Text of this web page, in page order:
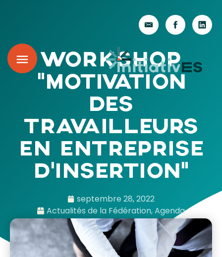
WORKSHOP
“MOTIVATION
DES
TRAVAILLEURS
EN ENTREPRISE
D’INSERTION”
septembre 28, 2022
Actualités de la Fédération,Agenda
accompagnateurs sociaux